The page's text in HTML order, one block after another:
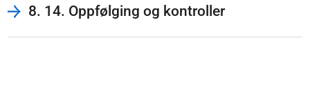
8. 14. Oppfølging og kontroller